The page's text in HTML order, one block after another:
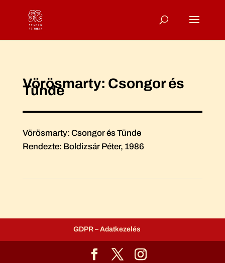
Vörösmarty: Csongor és
Tünde
Vörösmarty: Csongor és Tünde
Rendezte: Boldizsár Péter, 1986
GDPR – Adatkezelés